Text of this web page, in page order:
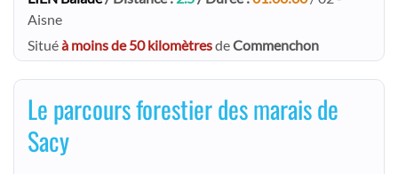
Aisne
Situéà moins de 50 kilomètresdeCommenchon
Le parcours forestier des marais de
Sacy